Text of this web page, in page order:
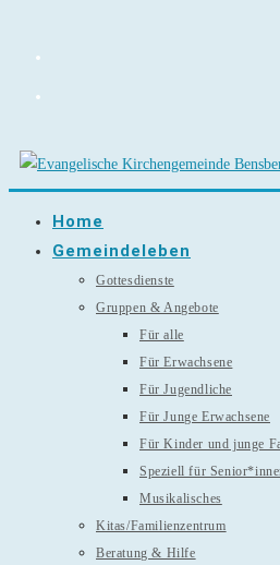
Home
Gemeindeleben
Gottesdienste
Gruppen & Angebote
Für alle
Für Erwachsene
Für Jugendliche
Für Junge Erwachsene
Für Kinder und junge
Speziell für
Musikalisches
Kitas/Familienzentrum
Beratung & Hilfe